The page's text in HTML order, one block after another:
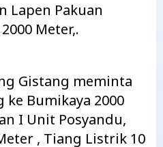
Lapen Pakuan
Meter,.
Gistang meminta
ke Bumikaya 2000
I Unit Posyandu,
, Tiang Listrik 10